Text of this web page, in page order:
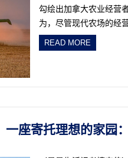
勾绘出加拿大农业经营
为，尽管现代农场的经
READ MORE
一座寄托理想的家园